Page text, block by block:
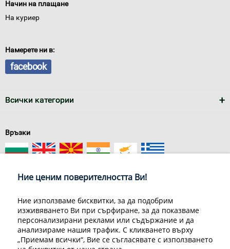
Начин на плащане
На куриер
Намерете ни в:
facebook
Всички категории
Връзки
За нас
Условия за доставка
Конфиденциалност на информацията
Общи условия
Декларация за личните данни
Често задавани въпроси
Ние ценим поверителността Ви!
Ние използваме бисквитки, за да подобрим
изживяването Ви при сърфиране, за да показваме
персонализирани реклами или съдържание и да
анализираме нашия трафик. С кликването върху
„Приемам всички“, Вие се съгласявате с използването